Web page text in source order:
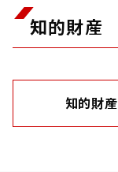
知的財産
知的財産